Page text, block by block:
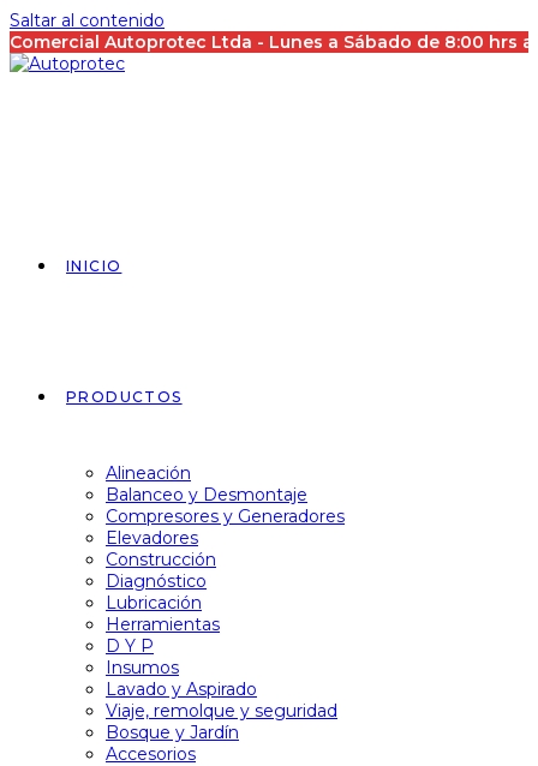
Saltar al contenido
Comercial Autoprotec Ltda - Lunes a Sábado de 8:00 hrs a
INICIO
PRODUCTOS
Alineación
Balanceo y Desmontaje
Compresores y Generadores
Elevadores
Construcción
Diagnóstico
Lubricación
Herramientas
D Y P
Insumos
Lavado y Aspirado
Viaje, remolque y seguridad
Bosque y Jardín
Accesorios